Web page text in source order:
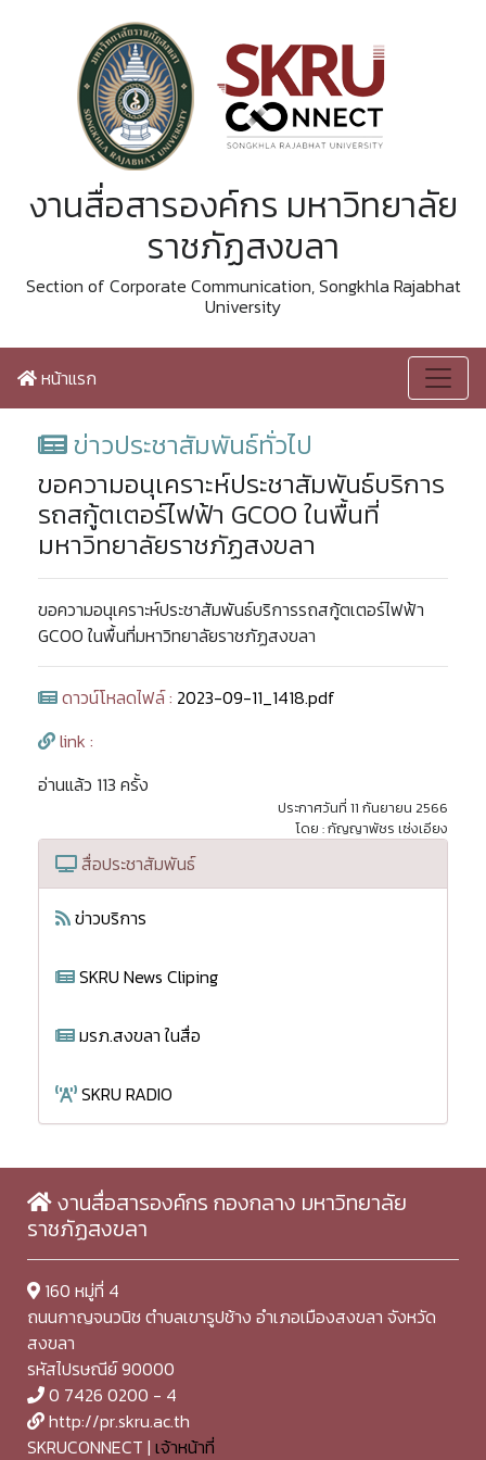
งานสื่อสารองค์กร มหาวิทยาลัย
ราชภัฏสงขลา
Section of Corporate Communication, Songkhla Rajabhat
University
หน้าแรก
ข่าวประชาสัมพันธ์ทั่วไป
ขอความอนุเคราะห์ประชาสัมพันธ์บริการ
รถสกู้ตเตอร์ไฟฟ้า GCOO ในพื้นที่
มหาวิทยาลัยราชภัฏสงขลา
ขอความอนุเคราะห์ประชาสัมพันธ์บริการรถสกู้ตเตอร์ไฟฟ้า
GCOO ในพื้นที่มหาวิทยาลัยราชภัฏสงขลา
ดาวน์โหลดไฟล์ : 2023-09-11_1418.pdf
link :
อ่านแล้ว 113 ครั้ง
ประกาศวันที่ 11 กันยายน 2566
โดย : กัญญาพัชร เซ่งเอียง
สื่อประชาสัมพันธ์
ข่าวบริการ
SKRU News Cliping
มรภ.สงขลา ในสื่อ
SKRU RADIO
งานสื่อสารองค์กร กองกลาง มหาวิทยาลัย
ราชภัฏสงขลา
160 หมู่ที่ 4
ถนนกาญจนวนิช ตำบลเขารูปช้าง อำเภอเมืองสงขลา จังหวัด
สงขลา
รหัสไปรษณีย์ 90000
0 7426 0200 - 4
http://pr.skru.ac.th
SKRUCONNECT | เจ้าหน้าที่